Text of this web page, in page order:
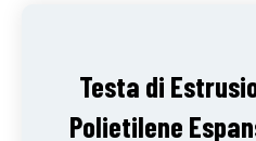
Testa di
Polietilene